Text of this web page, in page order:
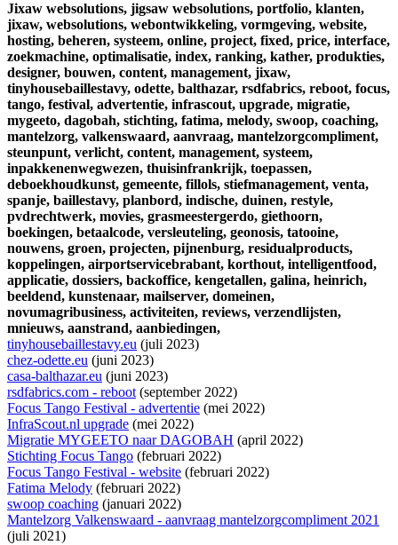
Jixaw websolutions, jigsaw websolutions, portfolio, klanten,
jixaw, websolutions, webontwikkeling, vormgeving, website,
hosting, beheren, systeem, online, project, fixed, price, interface,
zoekmachine, optimalisatie, index, ranking, kather, produkties,
designer, bouwen, content, management, jixaw,
tinyhousebaillestavy, odette, balthazar, rsdfabrics, reboot, focus,
tango, festival, advertentie, infrascout, upgrade, migratie,
mygeeto, dagobah, stichting, fatima, melody, swoop, coaching,
mantelzorg, valkenswaard, aanvraag, mantelzorgcompliment,
steunpunt, verlicht, content, management, systeem,
inpakkenenwegwezen, thuisinfrankrijk, toepassen,
deboekhoudkunst, gemeente, fillols, stiefmanagement, venta,
spanje, baillestavy, planbord, indische, duinen, restyle,
pvdrechtwerk, movies, grasmeestergerdo, giethoorn,
boekingen, betaalcode, versleuteling, geonosis, tatooine,
nouwens, groen, projecten, pijnenburg, residualproducts,
koppelingen, airportservicebrabant, korthout, intelligentfood,
applicatie, dossiers, backoffice, kengetallen, galina, heinrich,
beeldend, kunstenaar, mailserver, domeinen,
novumagribusiness, activiteiten, reviews, verzendlijsten,
mnieuws, aanstrand, aanbiedingen,
tinyhousebaillestavy.eu (juli 2023)
chez-odette.eu (juni 2023)
casa-balthazar.eu (juni 2023)
rsdfabrics.com - reboot(september 2022)
Focus Tango Festival - advertentie (mei 2022)
InfraScout.nl upgrade (mei 2022)
Migratie MYGEETO naar DAGOBAH (april 2022)
Stichting Focus Tango (februari 2022)
Focus Tango Festival - website (februari 2022)
Fatima Melody (februari 2022)
swoop coaching (januari 2022)
Mantelzorg Valkenswaard - aanvraag mantelzorgcompliment 2021
(juli 2021)